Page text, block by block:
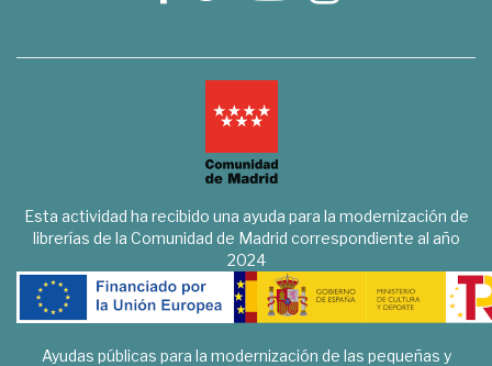
Esta actividad ha recibido una ayuda para la modernización de
librerías de la Comunidad de Madrid correspondiente al año
2024
Ayudas públicas para la modernización de las pequeñas y